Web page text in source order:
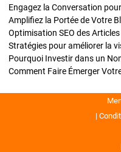
Engagez la Conversation
Amplifiez la Portée de Votre